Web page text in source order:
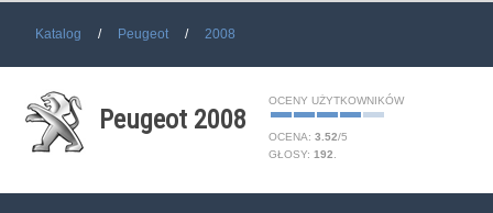
Katalog Peugeot 2008
Peugeot 2008
OCENY UŻYTKOWNIKÓW
OCENA: 3.52/5
GŁOSY: 192